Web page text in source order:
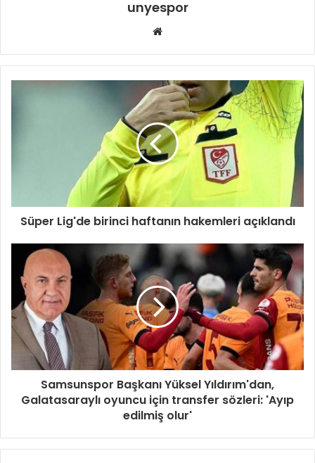
unyespor
Web
Süper Lig'de birinci haftanın hakemleri açıklandı
Samsunspor Başkanı Yüksel Yıldırım'dan,
Galatasaraylı oyuncu için transfer sözleri: 'Ayıp
edilmiş olur'